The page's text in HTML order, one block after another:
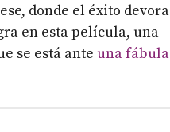
donde el éxito devora
en esta película, una
se está ante una fábula